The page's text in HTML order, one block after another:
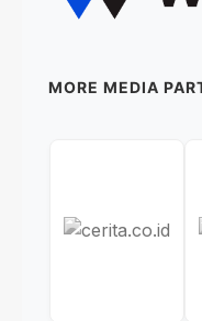
MORE MEDIA